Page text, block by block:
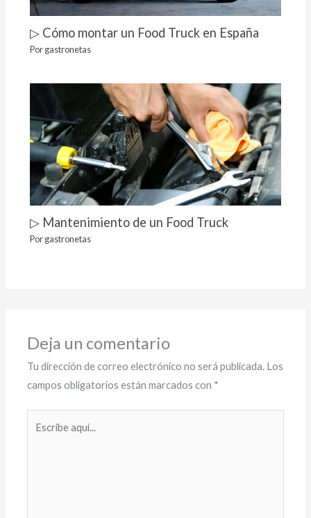
▷ Cómo montar un Food Truck en España
Porgastronetas
▷ Mantenimiento de un Food Truck
Porgastronetas
Deja un comentario
Tu dirección de correo electrónico no será publicada. Los
campos obligatorios están marcados con *